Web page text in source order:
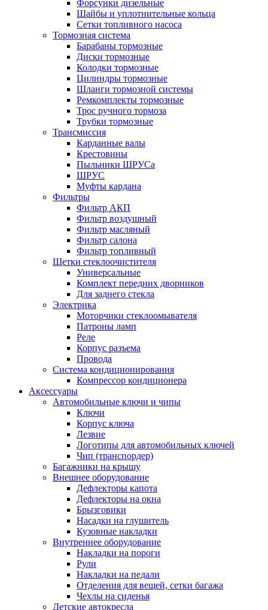
Форсунки дизельные
Шайбы и уплотнительные кольца
Сетки топливного насоса
Тормозная система
Барабаны тормозные
Диски тормозные
Колодки тормозные
Цилиндры тормозные
Шланги тормозной системы
Ремкомплекты тормозные
Трос ручного тормоза
Трубки тормозные
Трансмиссия
Карданные валы
Крестовины
Пыльники ШРУСа
ШРУС
Муфты кардана
Фильтры
Фильтр АКП
Фильтр воздушный
Фильтр масляный
Фильтр салона
Фильтр топливный
Щетки стеклоочистителя
Универсальные
Комплект передних дворников
Для заднего стекла
Электрика
Моторчики стеклоомывателя
Патроны ламп
Реле
Корпус разъема
Провода
Система кондиционирования
Компрессор кондиционера
Аксессуары
Автомобильные ключи и чипы
Ключи
Корпус ключа
Лезвие
Логотипы для автомобильных ключей
Чип (транспордер)
Багажники на крышу
Внешнее оборудование
Дефлекторы капота
Дефлекторы на окна
Брызговики
Насадки на глушитель
Кузовные накладки
Внутреннее оборудование
Накладки на пороги
Рули
Накладки на педали
Отделения для вещей, сетки багажа
Чехлы на сиденья
Детские автокресла